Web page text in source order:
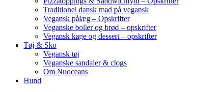
Traditionel dansk mad på vegansk
Vegansk pålæg – Opskrifter
Veganske boller og brød – opskrifter
Vegansk kage og dessert – opskrifter
Tøj & Sko
Vegansk tøj
Veganske sandaler & clogs
Om Nuoceans
Hund